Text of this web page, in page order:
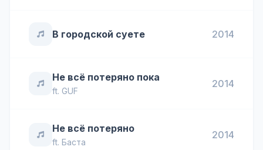
В городской суете 2014
Не всё потеряно пока
ft. GUF
2014
Не всё потеряно
ft. Баста
2014